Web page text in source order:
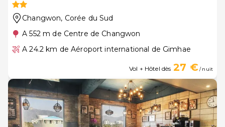
Changwon, Corée du Sud
A 552 m de Centre de Changwon
A 24.2 km de Aéroport international de Gimhae
Vol + Hôtel dès 27 €/ nuit